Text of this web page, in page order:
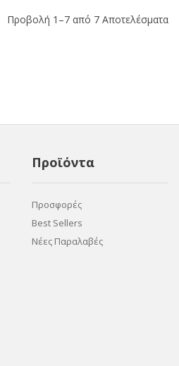
Προβολή 1–7 από 7 Αποτελέσματα
Προϊόντα
Προσφορές
Best Sellers
Νέες Παραλαβές